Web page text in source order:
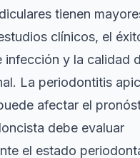
tienen
clínicos, el
infección y la calidad
La periodontitis
afectar el
debe evaluar
el estado